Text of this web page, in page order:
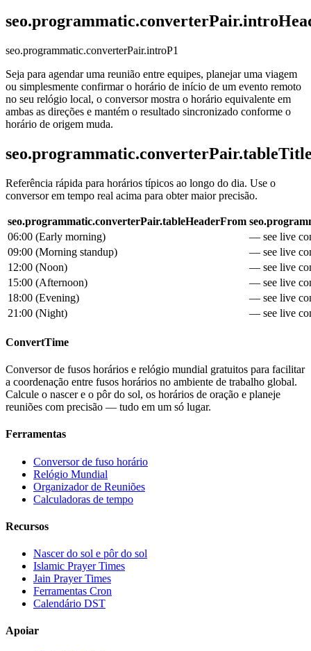
seo.programmatic.converterPair.introP1
Seja para agendar uma reunião entre equipes, planejar uma viagem
ou simplesmente confirmar o horário de início de um evento remoto
no seu relógio local, o conversor mostra o horário equivalente em
ambas as direções e mantém o resultado sincronizado conforme o
horário de origem muda.
Referência rápida para horários típicos ao longo do dia. Use o
conversor em tempo real acima para obter maior precisão.
seo.programmatic.converterPair.tableHeaderFrom
06:00 (Early morning)
— see live
09:00 (Morning standup)
— see live
12:00 (Noon)
— see live
15:00 (Afternoon)
— see live
18:00 (Evening)
— see live
21:00 (Night) — see live
ConvertTime
Conversor de fusos horários e relógio mundial gratuitos para facilitar
a coordenação entre fusos horários no ambiente de trabalho global.
Calcule o nascer e o pôr do sol, os horários de oração e planeje
reuniões com precisão — tudo em um só lugar.
Ferramentas
Conversor de fuso horário
Relógio Mundial
Organizador de Reuniões
Calculadoras de tempo
Recursos
Nascer do sol e pôr do sol
Islamic Prayer Times
Jain Prayer Times
Ferramentas Cron
Calendário DST
Apoiar